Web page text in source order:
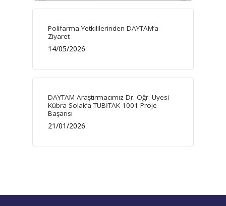
Polifarma Yetkililerinden DAYTAM’a
Ziyaret
14/05/2026
DAYTAM Araştırmacımız Dr. Öğr. Üyesi
Kübra Solak’a TÜBİTAK 1001 Proje
Başarısı
21/01/2026